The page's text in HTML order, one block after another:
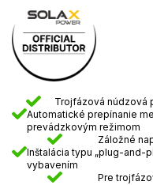
Trojfázová núdzová
Automatické prepínanie
prevádzkovým režimom
Záložné
Inštalácia typu „plug-and-
vybavením
Pre